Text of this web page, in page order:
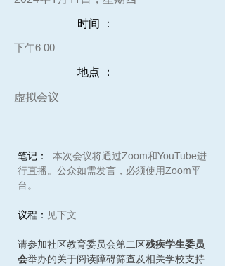
时间 ：
下午6:00
地点 ：
虚拟会议
笔记：
本次会议将通过Zoom和YouTube进
行直播。公众如需发言，必须使用Zoom平
台。
议程： 见下文
请参加社区教育委员会第二区残疾学生委员
会举办的关于阅读障碍筛查及相关学校支持